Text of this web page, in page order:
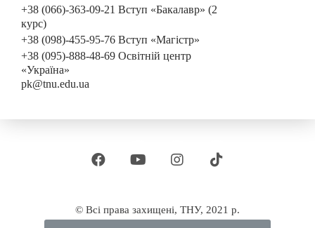
+38 (066)-363-09-21 Вступ «Бакалавр» (2
курс)
+38 (098)-455-95-76 Вступ «Магістр»
+38 (095)-888-48-69 Освітній центр
«Україна»
pk@tnu.edu.ua
© Всі права захищені, ТНУ, 2021 р.